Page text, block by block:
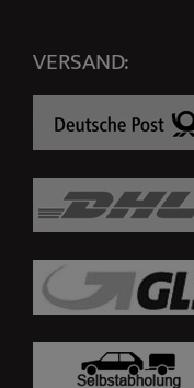
VERSAND: